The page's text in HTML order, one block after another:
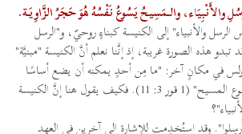
والأَنْبِيَاء، والـمَسِيحُ يَسُوعُ نَفْسُهُ هُوَ حَجَرُ الزَّاوِيَة.
والأنبياء" إلى الكنيسة كبناءٍ روحيّ، و"الرسل
تبدو هذه الصورة غريبة، إذ إنَّنا نعلم أنَّ الكنيسة "مبنيَّة"
في مكانٍ آخر: "ما مِن أحدٍ يمكنه أن يضع أساسًا
آخر غير الموضوع، وهو يسوع المسيح" (1 قور 3: 11). فكيف يقول هنا إنَّ الكنيسة
وقد استُخدِمت للإشارة إلى آخرين في العهد